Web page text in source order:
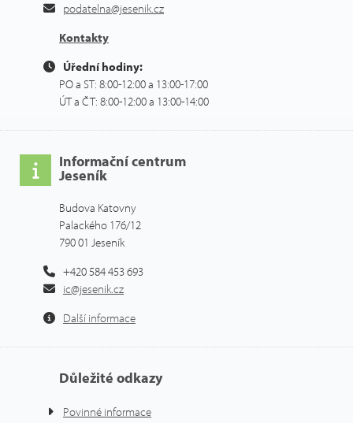
podatelna@jesenik.cz
Kontakty
Úřední hodiny:
PO a ST: 8:00-12:00 a 13:00-17:00
ÚT a ČT: 8:00-12:00 a 13:00-14:00
Informační centrum
Jeseník
Budova Katovny
Palackého 176/12
790 01 Jeseník
+420 584 453 693
ic@jesenik.cz
Další informace
Důležité odkazy
Povinné informace